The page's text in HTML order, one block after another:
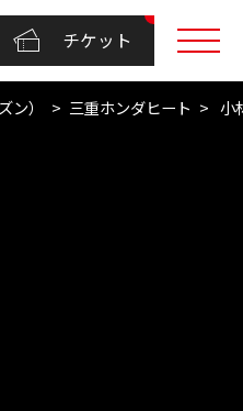
チケット
） 三重ホンダヒート 小